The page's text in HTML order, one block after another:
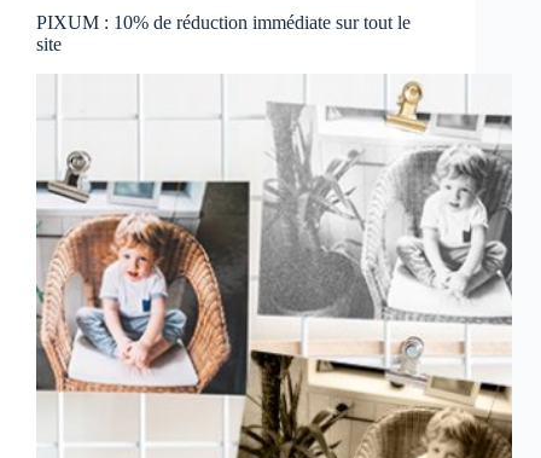
PIXUM : 10% de réduction immédiate sur tout le
site